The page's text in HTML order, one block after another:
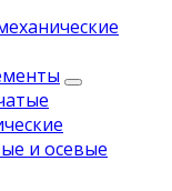
и осевые